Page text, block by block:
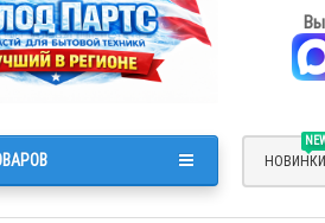
НОВИНКИ